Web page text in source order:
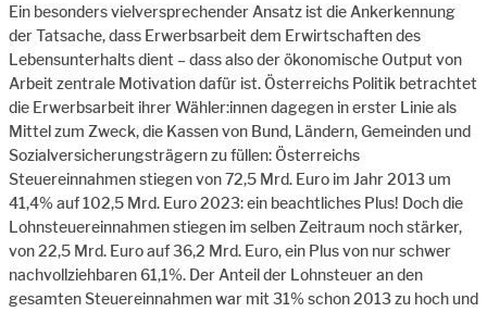
Ein besonders vielversprechender Ansatz ist die Ankerkennung
der Tatsache, dass Erwerbsarbeit dem Erwirtschaften des
Lebensunterhalts dient – dass also der ökonomische Output von
Arbeit zentrale Motivation dafür ist. Österreichs Politik betrachtet
die Erwerbsarbeit ihrer Wähler:innen dagegen in erster Linie als
Mittel zum Zweck, die Kassen von Bund, Ländern, Gemeinden und
Sozialversicherungsträgern zu füllen: Österreichs
Steuereinnahmen stiegen von 72,5 Mrd. Euro im Jahr 2013 um
41,4% auf 102,5 Mrd. Euro 2023: ein beachtliches Plus! Doch die
Lohnsteuereinnahmen stiegen im selben Zeitraum noch stärker,
von 22,5 Mrd. Euro auf 36,2 Mrd. Euro, ein Plus von nur schwer
nachvollziehbaren 61,1%. Der Anteil der Lohnsteuer an den
gesamten Steuereinnahmen war mit 31% schon 2013 zu hoch und